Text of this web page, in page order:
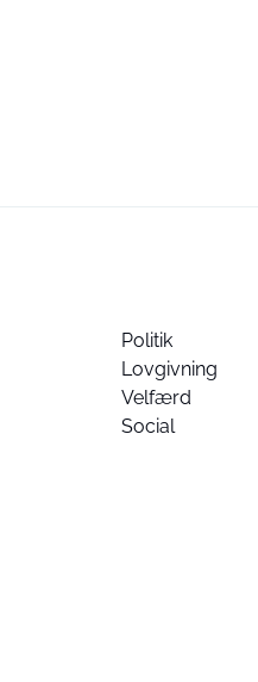
Politik
Lovgivning
Velfærd
Social